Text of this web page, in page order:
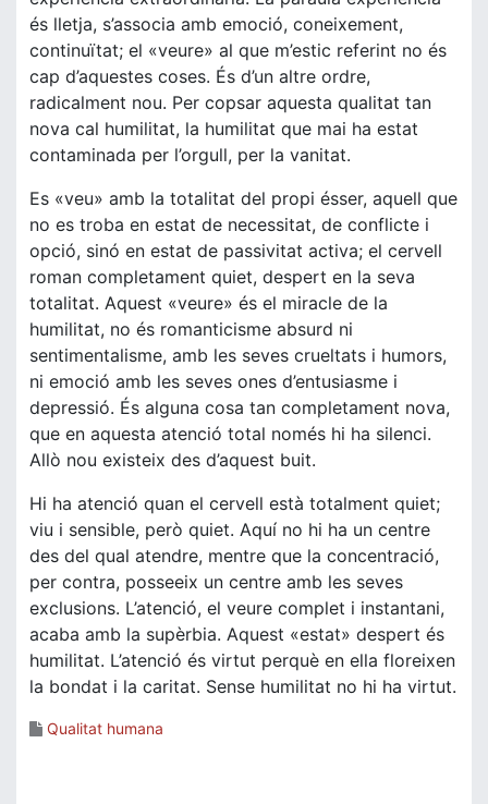
és lletja, s’associa amb emoció, coneixement,
continuïtat; el «veure» al que m’estic referint no és
cap d’aquestes coses. És d’un altre ordre,
radicalment nou. Per copsar aquesta qualitat tan
nova cal humilitat, la humilitat que mai ha estat
contaminada per l’orgull, per la vanitat.
Es «veu» amb la totalitat del propi ésser, aquell que
no es troba en estat de necessitat, de conflicte i
opció, sinó en estat de passivitat activa; el cervell
roman completament quiet, despert en la seva
totalitat. Aquest «veure» és el miracle de la
humilitat, no és romanticisme absurd ni
sentimentalisme, amb les seves crueltats i humors,
ni emoció amb les seves ones d’entusiasme i
depressió. És alguna cosa tan completament nova,
que en aquesta atenció total només hi ha silenci.
Allò nou existeix des d’aquest buit.
Hi ha atenció quan el cervell està totalment quiet;
viu i sensible, però quiet. Aquí no hi ha un centre
des del qual atendre, mentre que la concentració,
per contra, posseeix un centre amb les seves
exclusions. L’atenció, el veure complet i instantani,
acaba amb la supèrbia. Aquest «estat» despert és
humilitat. L’atenció és virtut perquè en ella floreixen
la bondat i la caritat. Sense humilitat no hi ha virtut.
Qualitat humana